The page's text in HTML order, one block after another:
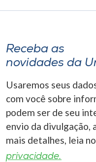
A+
Receba as
novidades da
Usaremos seus
com você sobre
podem ser de seu
envio da divulgação,
mais detalhes, leia
privacidade.